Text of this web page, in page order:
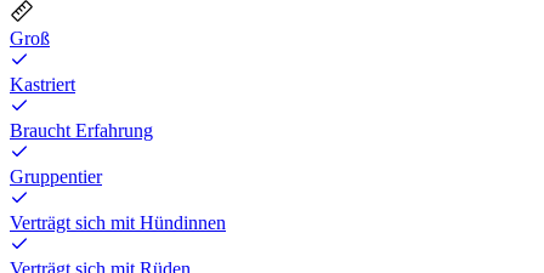
Groß
Kastriert
Braucht Erfahrung
Gruppentier
Verträgt sich mit Hündinnen
Verträgt sich mit Rüden